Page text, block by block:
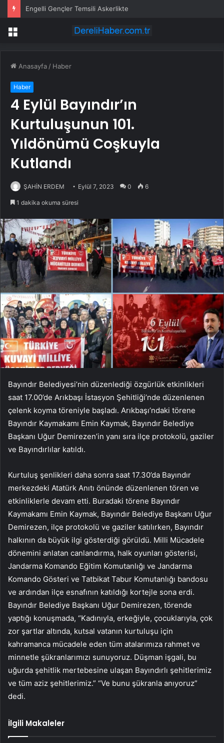
Engelli Gençler Temsili Askerlikte
Menü
Anasayfa / Haber
Haber
4 Eylül Bayındır’ın
Kurtuluşunun 101.
Yıldönümü Coşkuyla
Kutlandı
ŞAHİN ERDEM Eylül 7, 2023 0 6
1 dakika okuma süresi
Bayındır Belediyesi’nin düzenlediği özgürlük etkinlikleri
saat 17.00’de Arıkbaşı İstasyon Şehitliği’nde düzenlenen
çelenk koyma töreniyle başladı. Arıkbaşı’ndaki törene
Bayındır Kaymakamı Emin Kaymak, Bayındır Belediye
Başkanı Uğur Demirezen’in yanı sıra ilçe protokolü, gaziler
ve Bayındırlılar katıldı.
Kurtuluş şenlikleri daha sonra saat 17.30’da Bayındır
merkezdeki Atatürk Anıtı önünde düzenlenen tören ve
etkinliklerle devam etti. Buradaki törene Bayındır
Kaymakamı Emin Kaymak, Bayındır Belediye Başkanı Uğur
Demirezen, ilçe protokolü ve gaziler katılırken, Bayındır
halkının da büyük ilgi gösterdiği görüldü. Milli Mücadele
dönemini anlatan canlandırma, halk oyunları gösterisi,
Jandarma Komando Eğitim Komutanlığı ve Jandarma
Komando Gösteri ve Tatbikat Tabur Komutanlığı bandosu
ve ardından ilçe esnafının katıldığı kortejle sona erdi.
Bayındır Belediye Başkanı Uğur Demirezen, törende
yaptığı konuşmada, “Kadınıyla, erkeğiyle, çocuklarıyla, çok
zor şartlar altında, kutsal vatanın kurtuluşu için
kahramanca mücadele eden tüm atalarımıza rahmet ve
minnetle şükranlarımızı sunuyoruz. Düşman işgali, bu
uğurda şehitlik mertebesine ulaşan Bayındırlı şehitlerimiz
ve tüm aziz şehitlerimiz.” “Ve bunu şükranla anıyoruz”
dedi.
İlgili Makaleler